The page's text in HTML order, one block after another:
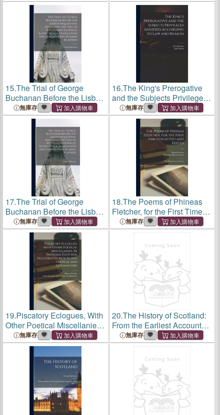
15.The Trial of George
Buchanan Before the Lisbon
Inquisition, Including the
Text of Buchanan's
Defences Along With a
Translation and
Commentary by James
無庫存
16.The King's Prerogative
and the Subjects Privileges
Asserted According to Law
and Reason
無庫存
17.The Trial of George
Buchanan Before the Lisbon
Inquisition, Including the
Text of Buchanan's
Defences Along With a
Translation and
Commentary by James
無庫存
18.The Poems of Phineas
Fletcher, for the First Time
Collected and Edited: With
Memoir, Essay, and Notes: v.
無庫存
19.Piscatory Eclogues, With
Other Poetical Miscellanies.
By Phinehas Fletcher.
[Illustrated With Notes,
Critical and Explanatory
無庫存
20.The History of Scotland:
From the Earliest Accounts
of That Nation, to the Reign
of King James VI; v.1
無庫存